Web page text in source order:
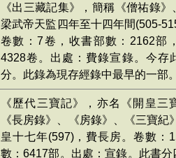
《出三藏記集》，簡稱《僧祐錄
梁武帝天監四年至十四年間(505-
卷數：7卷，收書部數：2162部
4328卷。出處：費錄宣錄。今存
分。此錄為現存經錄中最早的一部
《歷代三寶記》，亦名《開皇三
《長房錄》、《房錄》、《三寶紀
皇十七年(597)，費長房。卷數：
數：6417部。出處：宣錄。此書